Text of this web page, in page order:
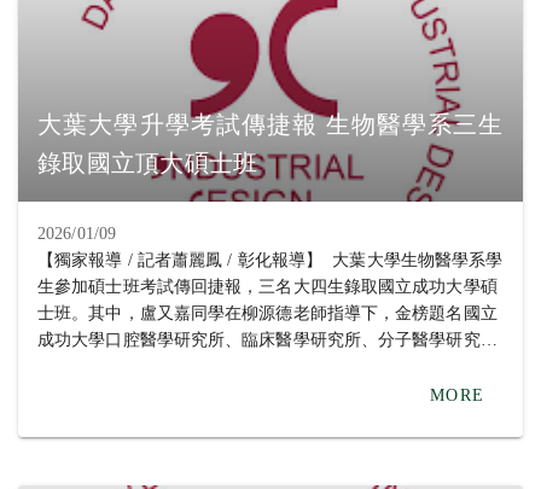
大葉大學升學考試傳捷報 生物醫學系三生
錄取國立頂大碩士班
2026/01/09
【獨家報導 / 記者蕭麗鳳 / 彰化報導】 大葉大學生物醫學系學
生參加碩士班考試傳回捷報，三名大四生錄取國立成功大學碩
士班。其中，盧又嘉同學在柳源德老師指導下，金榜題名國立
成功大學口腔醫學研究所、臨床醫學研究所、分子醫學研究
所；戴庭誼同學在蔡孟?老師指導下，同時錄取國立成功大學
MORE